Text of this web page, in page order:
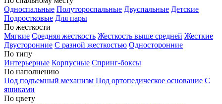
Односпальные Полутороспальные Двуспальные Детские
Подростковые Для пары
По жесткости
Мягкие Средняя жесткость Жесткость выше средней Жесткие
Двусторонние С разной жесткостью Односторонние
По типу
Интерьерные Корпусные Спринг-боксы
По наполнению
Под подъемный механизм Под ортопедическое основание С
ящиками
По цвету